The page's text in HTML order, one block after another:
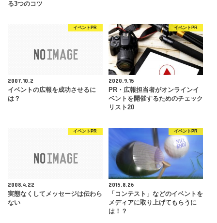
る3つのコツ
イベントPR
2007.10.2
イベントの広報を成功させるに
は？
イベントPR
2020.9.15
PR・広報担当者がオンラインイ
ベントを開催するためのチェック
リスト20
イベントPR
2008.4.22
実態なくしてメッセージは伝わら
ない
イベントPR
2015.8.26
「コンテスト」などのイベントを
メディアに取り上げてもらうに
は！？